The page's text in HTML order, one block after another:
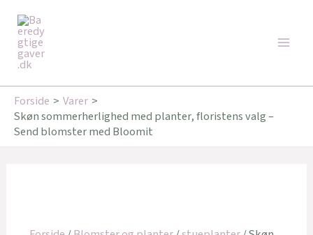
indholdet
Forside
Varer
Skøn sommerherlighed med planter, floristens valg –
Send blomster med Bloomit
Tilbud!
Tilbud!
399,00 kr..339,15 kr..